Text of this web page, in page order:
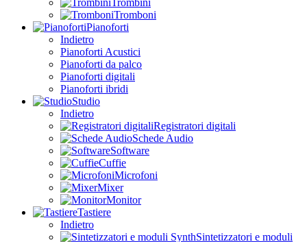
Trombini
Tromboni
Pianoforti
Indietro
Pianoforti Acustici
Pianoforti da palco
Pianoforti digitali
Pianoforti ibridi
Studio
Indietro
Registratori digitali
Schede Audio
Software
Cuffie
Microfoni
Mixer
Monitor
Tastiere
Indietro
Sintetizzatori e moduli